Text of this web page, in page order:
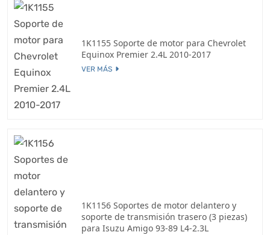
1K1155 Soporte de motor para Chevrolet
Equinox Premier 2.4L 2010-2017
VER MÁS
1K1156 Soportes de motor delantero y
soporte de transmisión trasero (3 piezas)
para Isuzu Amigo 93-89 L4-2.3L